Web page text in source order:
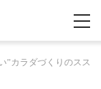
”カラダづくりのスス